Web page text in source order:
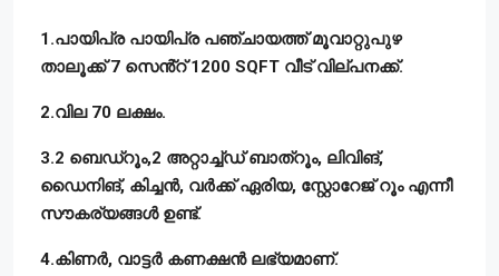
1.പായിപ്ര പായിപ്ര പഞ്ചായത്ത് മൂവാറ്റുപുഴ
താലൂക്ക് 7 സെൻ്റ് 1200 SQFT വീട് വില്പനക്ക്.
2.വില 70 ലക്ഷം.
3.2 ബെഡ്റൂം,2 അറ്റാച്ച്ഡ് ബാത്റൂം, ലിവിങ്,
ഡൈനിങ്, കിച്ചൻ, വർക്ക് ഏരിയ, സ്റ്റോറേജ് റൂം എന്നീ
സൗകര്യങ്ങൾ ഉണ്ട്.
4.കിണർ, വാട്ടർ കണക്ഷൻ ലഭ്യമാണ്.